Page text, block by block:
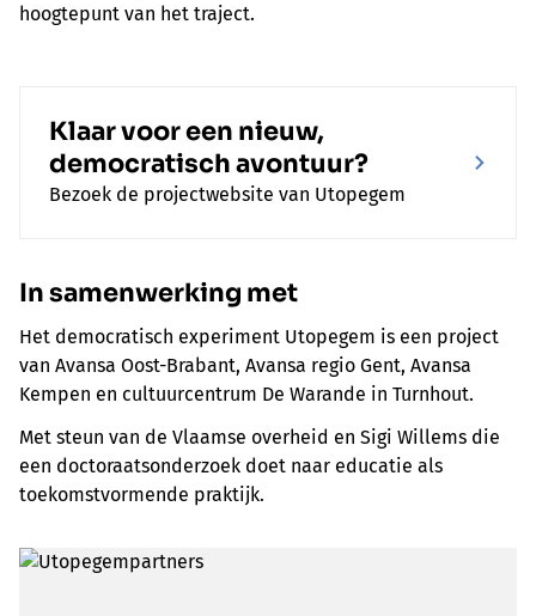
hoogtepunt van het traject.
Klaar voor een nieuw,
democratisch avontuur?
Bezoek de projectwebsite van Utopegem
In samenwerking met
Het democratisch experiment Utopegem is een project
van Avansa Oost-Brabant, Avansa regio Gent, Avansa
Kempen en cultuurcentrum De Warande in Turnhout.
Met steun van de Vlaamse overheid en Sigi Willems die
een doctoraatsonderzoek doet naar educatie als
toekomstvormende praktijk.